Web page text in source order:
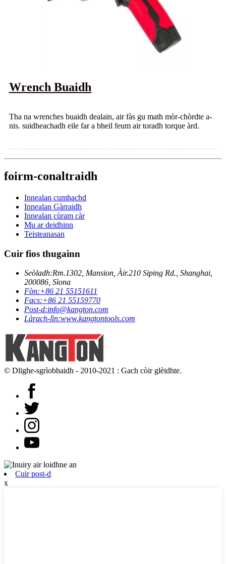
Wrench Buaidh
Tha na wrenches buaidh dealain, air fàs gu math mòr-chòrdte a-
nis. suidheachadh eile far a bheil feum air toradh torque àrd.
foirm-conaltraidh
Innealan cumhachd
Innealan Gàrraidh
Innealan cùram càr
Mu ar deidhinn
Teisteanasan
Cuir fios thugainn
Seòladh:Rm.1302, Mansion, Àir.210 Siping Rd., Shanghai,
200086, Sìona
Fòn:+86 21 55151611
Facs:+86 21 55159770
Post-d:info@kangton.com
Làrach-lìn:www.kangtontools.com
© Dlighe-sgrìobhaidh - 2010-2021 : Gach còir glèidhte.
Cuir post-d
x